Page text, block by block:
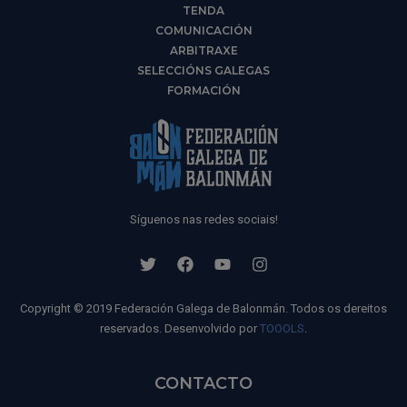
TENDA
COMUNICACIÓN
ARBITRAXE
SELECCIÓNS GALEGAS
FORMACIÓN
Síguenos nas redes sociais!
Copyright © 2019 Federación Galega de Balonmán. Todos os dereitos
reservados. Desenvolvido por TOOOLS
CONTACTO